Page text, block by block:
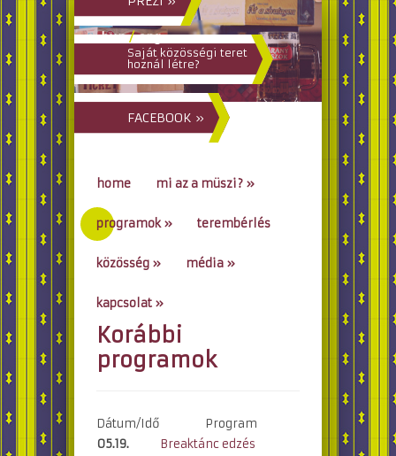
hun/eng
Saját közösségi teret
hoznál létre?
FACEBOOK »
home mi az a müszi? »
programok» terembérlés
közösség » média »
kapcsolat »
go to...
Korábbi
programok
Dátum/Idő
Program
05.19.
Breaktánc edzés